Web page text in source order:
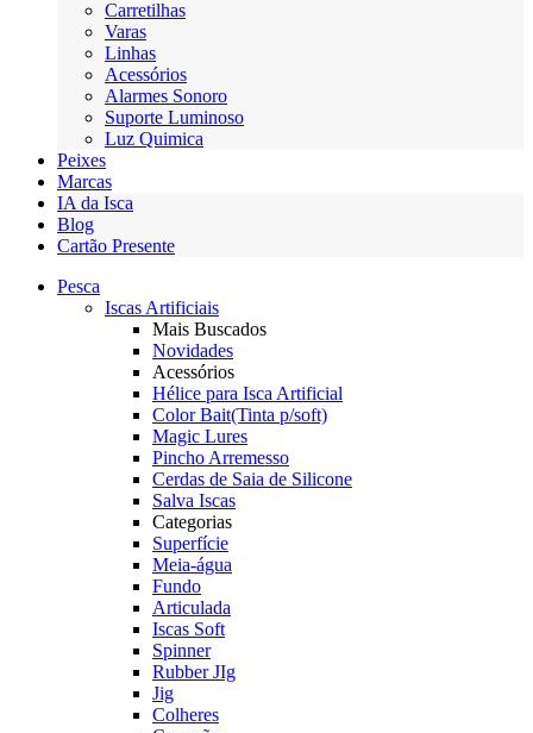
Carretilhas
Varas
Linhas
Acessórios
Alarmes Sonoro
Suporte Luminoso
Luz Quimica
Peixes
Marcas
IA da Isca
Blog
Cartão Presente
Pesca
Iscas Artificiais
Mais Buscados
Novidades
Acessórios
Hélice para Isca Artificial
Color Bait(Tinta p/soft)
Magic Lures
Pincho Arremesso
Cerdas de Saia de Silicone
Salva Iscas
Categorias
Superfície
Meia-água
Fundo
Articulada
Iscas Soft
Spinner
Rubber JIg
Jig
Colheres